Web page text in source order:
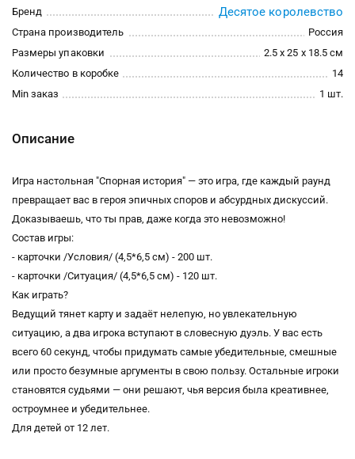
Бренд
Десятое королевство
Страна производитель
Россия
Размеры упаковки
2.5 x 25 x 18.5 см
Количество в коробке
14
Min заказ
1 шт.
Описание
Игра настольная "Спорная история" — это игра, где каждый раунд
превращает вас в героя эпичных споров и абсурдных дискуссий.
Доказываешь, что ты прав, даже когда это невозможно!
Состав игры:
- карточки /Условия/ (4,5*6,5 см) - 200 шт.
- карточки /Ситуация/ (4,5*6,5 см) - 120 шт.
Как играть?
Ведущий тянет карту и задаёт нелепую, но увлекательную
ситуацию, а два игрока вступают в словесную дуэль. У вас есть
всего 60 секунд, чтобы придумать самые убедительные, смешные
или просто безумные аргументы в свою пользу. Остальные игроки
становятся судьями — они решают, чья версия была креативнее,
остроумнее и убедительнее.
Для детей от 12 лет.